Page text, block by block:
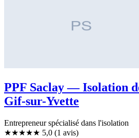
PPF Saclay — Isolation
Gif-sur-Yvette
Entrepreneur spécialisé dans l'isolation
★★★★★ 5,0 (1 avis)